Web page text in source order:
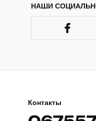
НАШИ
Контакты